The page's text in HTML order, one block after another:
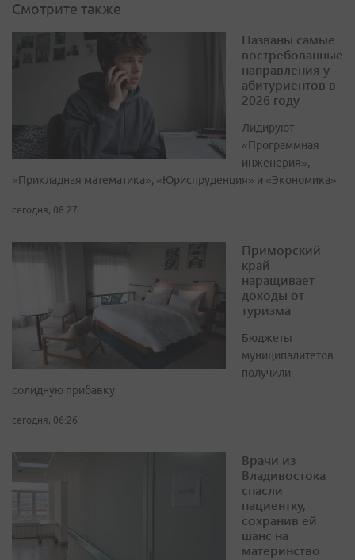
Смотрите также
Названы самые
востребованные
направления у
абитуриентов в
2026 году
Лидируют
«Программная
инженерия»,
«Прикладная математика», «Юриспруденция» и «Экономика»
сегодня, 08:27
Приморский
край
наращивает
доходы от
туризма
Бюджеты
муниципалитетов
получили
солидную прибавку
сегодня, 06:26
Врачи из
Владивостока
спасли
пациентку,
сохранив ей
шанс на
материнство